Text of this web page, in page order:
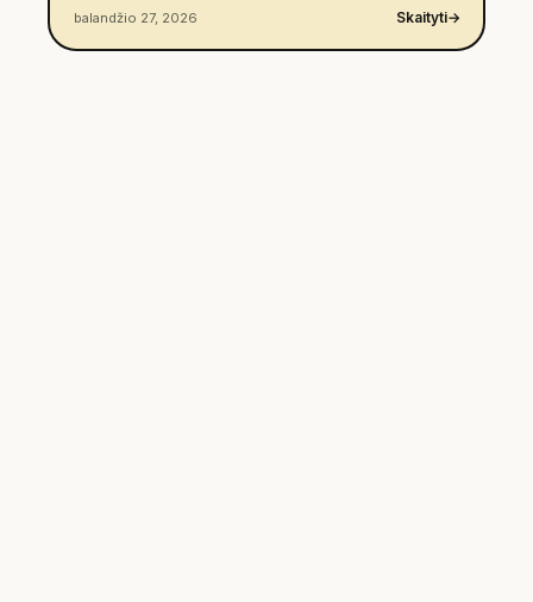
balandžio 27, 2026 Skaityti→